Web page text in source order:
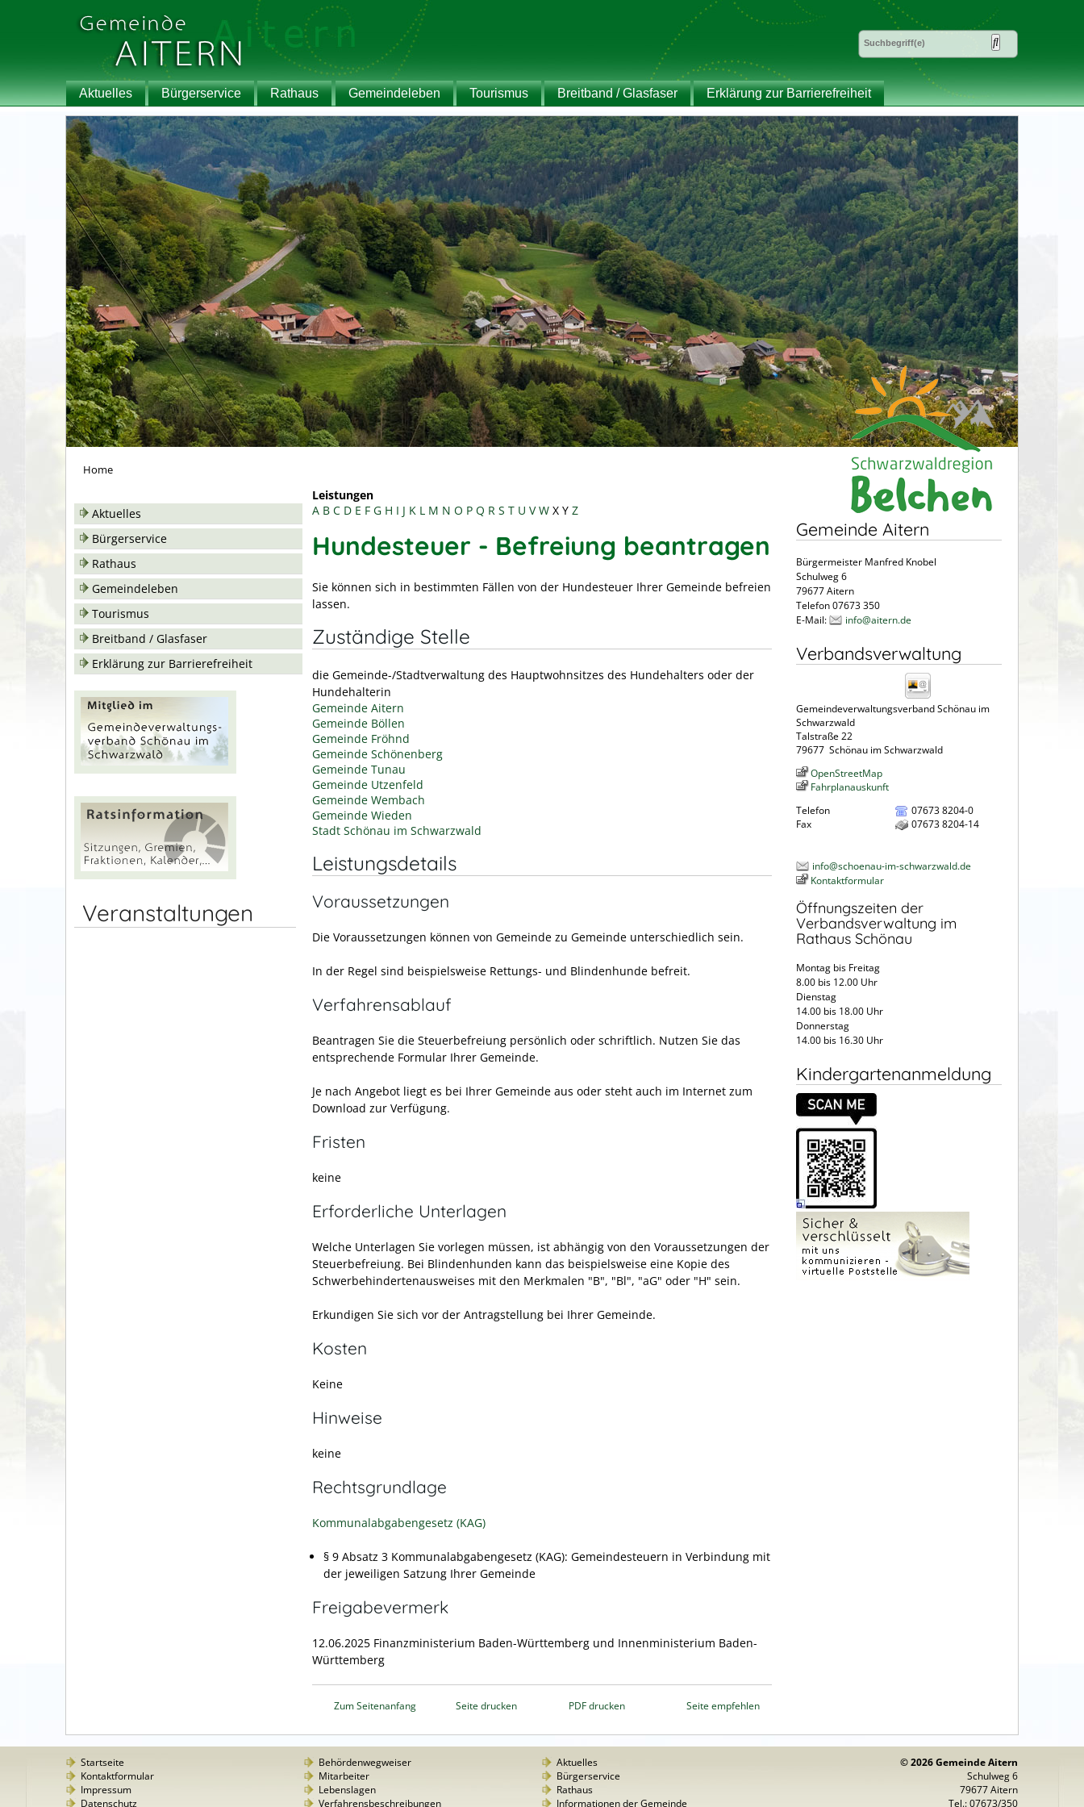
Aktuelles Bürgerservice Rathaus Gemeindeleben Tourismus Breitband / Glasfaser Erklärung zur Barrierefreiheit
Home
Aktuelles
Bürgerservice
Rathaus
Gemeindeleben
Tourismus
Breitband / Glasfaser
Erklärung zur Barrierefreiheit
Veranstaltungen
Leistungen
A B C D E F G H I J K L M N O P Q R S T U V W X Y Z
Hundesteuer - Befreiung beantragen
Sie können sich in bestimmten Fällen von der Hundesteuer Ihrer Gemeinde befreien
lassen.
Zuständige Stelle
die Gemeinde-/Stadtverwaltung des Hauptwohnsitzes des Hundehalters oder der
Hundehalterin
Gemeinde Aitern
Gemeinde Böllen
Gemeinde Fröhnd
Gemeinde Schönenberg
Gemeinde Tunau
Gemeinde Utzenfeld
Gemeinde Wembach
Gemeinde Wieden
Stadt Schönau im Schwarzwald
Leistungsdetails
Voraussetzungen
Die Voraussetzungen können von Gemeinde zu Gemeinde unterschiedlich sein.
In der Regel sind beispielsweise Rettungs- und Blindenhunde befreit.
Verfahrensablauf
Beantragen Sie die Steuerbefreiung persönlich oder schriftlich. Nutzen Sie das
entsprechende Formular Ihrer Gemeinde.
Je nach Angebot liegt es bei Ihrer Gemeinde aus oder steht auch im Internet zum
Download zur Verfügung.
Fristen
keine
Erforderliche Unterlagen
Welche Unterlagen Sie vorlegen müssen, ist abhängig von den Voraussetzungen der
Steuerbefreiung. Bei Blindenhunden kann das beispielsweise eine Kopie des
Schwerbehindertenausweises mit den Merkmalen "B", "Bl", "aG" oder "H" sein.
Erkundigen Sie sich vor der Antragstellung bei Ihrer Gemeinde.
Kosten
Keine
Hinweise
keine
Rechtsgrundlage
Kommunalabgabengesetz (KAG)
§ 9 Absatz 3 Kommunalabgabengesetz (KAG): Gemeindesteuern in Verbindung mit
der jeweiligen Satzung Ihrer Gemeinde
Freigabevermerk
12.06.2025 Finanzministerium Baden-Württemberg und Innenministerium Baden-
Württemberg
Zum Seitenanfang Seite drucken PDF drucken Seite empfehlen
Gemeinde Aitern
Bürgermeister Manfred Knobel
Schulweg 6
79677 Aitern
Telefon 07673 350
E-Mail:
info@aitern.de
Verbandsverwaltung
Gemeindeverwaltungsverband Schönau im
Schwarzwald
Talstraße 22
79677 Schönau im Schwarzwald
OpenStreetMap
Fahrplanauskunft
Telefon
07673 8204-0
Fax
07673 8204-14
info@schoenau-im-schwarzwald.de
Kontaktformular
Öffnungszeiten der
Verbandsverwaltung im
Rathaus Schönau
Montag bis Freitag
8.00 bis 12.00 Uhr
Dienstag
14.00 bis 18.00 Uhr
Donnerstag
14.00 bis 16.30 Uhr
Kindergartenanmeldung
Startseite
Kontaktformular
Impressum
Datenschutz
Behördenwegweiser
Mitarbeiter
Lebenslagen
Verfahrensbeschreibungen
Aktuelles
Bürgerservice
Rathaus
Informationen der Gemeinde
© 2026 Gemeinde Aitern
Schulweg 6
79677 Aitern
Tel.: 07673/350